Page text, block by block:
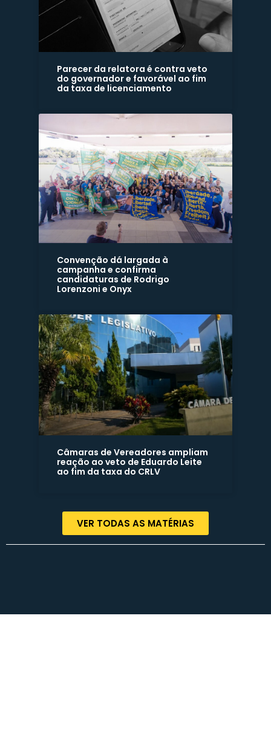
Parecer da relatora é contra veto
do governador e favorável ao fim
da taxa de licenciamento
Convenção dá largada à
campanha e confirma
candidaturas de Rodrigo
Lorenzoni e Onyx
Câmaras de Vereadores ampliam
reação ao veto de Eduardo Leite
ao fim da taxa do CRLV
VER TODAS AS MATÉRIAS